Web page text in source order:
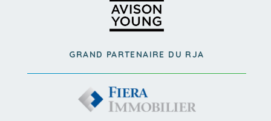
GRAND PARTENAIRE DU RJA